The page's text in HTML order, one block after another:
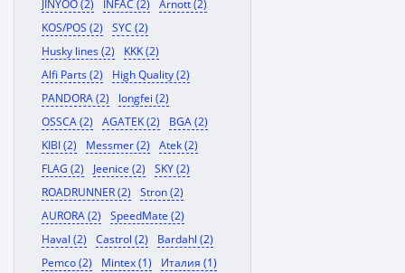
JINYOO (2)
INFAC (2)
Arnott (2)
KOS/POS (2)
SYC (2)
Husky lines (2)
KKK (2)
Alfi Parts (2)
High Quality (2)
PANDORA (2)
longfei (2)
OSSCA (2)
AGATEK (2)
BGA (2)
KIBI (2)
Messmer (2)
Atek (2)
FLAG (2)
Jeenice (2)
SKY (2)
ROADRUNNER (2)
Stron (2)
AURORA (2)
SpeedMate (2)
Haval (2)
Castrol (2)
Bardahl (2)
Pemco (2)
Mintex (1)
Италия (1)